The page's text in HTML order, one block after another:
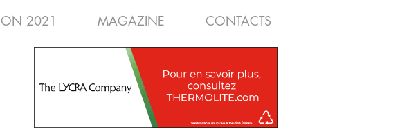
2021 MAGAZINE CONTACTS